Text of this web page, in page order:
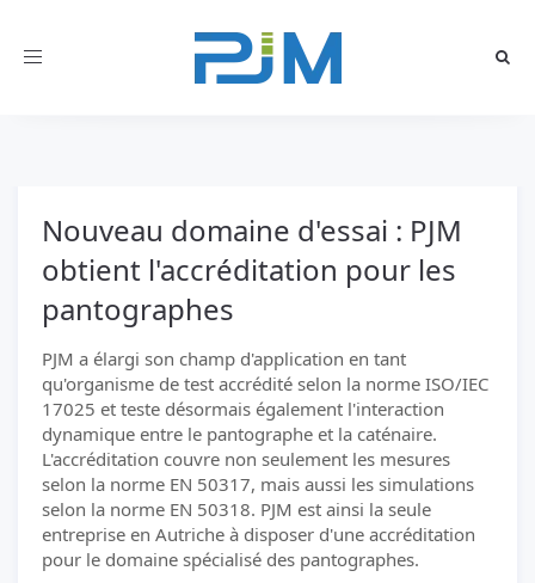
Toggle
Nouveau domaine d'essai : PJM
obtient l'accréditation pour les
pantographes
PJM a élargi son champ d'application en tant
qu'organisme de test accrédité selon la norme ISO/IEC
17025 et teste désormais également l'interaction
dynamique entre le pantographe et la caténaire.
L'accréditation couvre non seulement les mesures
selon la norme EN 50317, mais aussi les simulations
selon la norme EN 50318. PJM est ainsi la seule
entreprise en Autriche à disposer d'une accréditation
pour le domaine spécialisé des pantographes.